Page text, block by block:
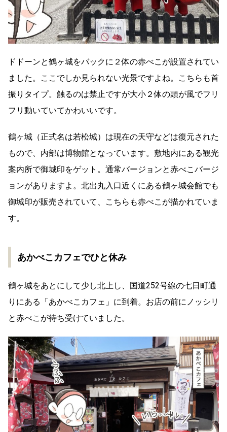
ドドーンと鶴ヶ城をバックに２体の赤べこが設置されてい
ました。ここでしか見られない光景ですよね。こちらも首
振りタイプ。触るのは禁止ですが大小２体の頭が風でフリ
フリ動いていてかわいいです。
鶴ヶ城（正式名は若松城）は現在の天守などは復元された
もので、内部は博物館となっています。敷地内にある観光
案内所で御城印をゲット。通常バージョンと赤べこバージ
ョンがありますよ。北出丸入口近くにある鶴ヶ城会館でも
御城印が販売されていて、こちらも赤べこが描かれていま
す。
あかべこカフェでひと休み
鶴ヶ城をあとにして少し北上し、国道252号線の七日町通
りにある「あかべこカフェ」に到着。お店の前にノッシリ
と赤べこが待ち受けていました。